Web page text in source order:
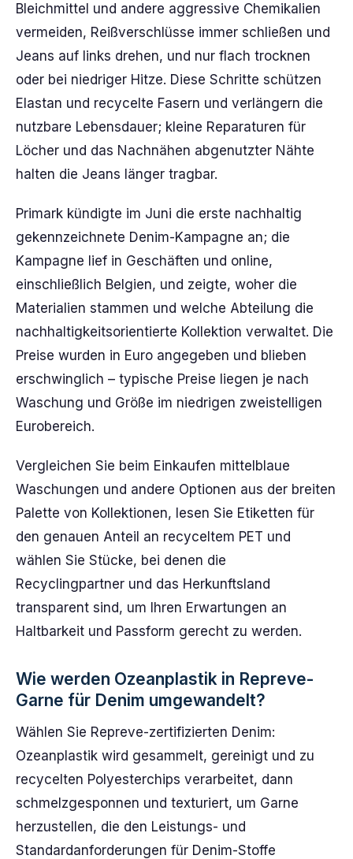
Bleichmittel und andere aggressive Chemikalien
vermeiden, Reißverschlüsse immer schließen und
Jeans auf links drehen, und nur flach trocknen
oder bei niedriger Hitze. Diese Schritte schützen
Elastan und recycelte Fasern und verlängern die
nutzbare Lebensdauer; kleine Reparaturen für
Löcher und das Nachnähen abgenutzter Nähte
halten die Jeans länger tragbar.
Primark kündigte im Juni die erste nachhaltig
gekennzeichnete Denim-Kampagne an; die
Kampagne lief in Geschäften und online,
einschließlich Belgien, und zeigte, woher die
Materialien stammen und welche Abteilung die
nachhaltigkeitsorientierte Kollektion verwaltet. Die
Preise wurden in Euro angegeben und blieben
erschwinglich – typische Preise liegen je nach
Waschung und Größe im niedrigen zweistelligen
Eurobereich.
Vergleichen Sie beim Einkaufen mittelblaue
Waschungen und andere Optionen aus der breiten
Palette von Kollektionen, lesen Sie Etiketten für
den genauen Anteil an recyceltem PET und
wählen Sie Stücke, bei denen die
Recyclingpartner und das Herkunftsland
transparent sind, um Ihren Erwartungen an
Haltbarkeit und Passform gerecht zu werden.
Wie werden Ozeanplastik in Repreve-
Garne für Denim umgewandelt?
Wählen Sie Repreve-zertifizierten Denim:
Ozeanplastik wird gesammelt, gereinigt und zu
recycelten Polyesterchips verarbeitet, dann
schmelzgesponnen und texturiert, um Garne
herzustellen, die den Leistungs- und
Standardanforderungen für Denim-Stoffe